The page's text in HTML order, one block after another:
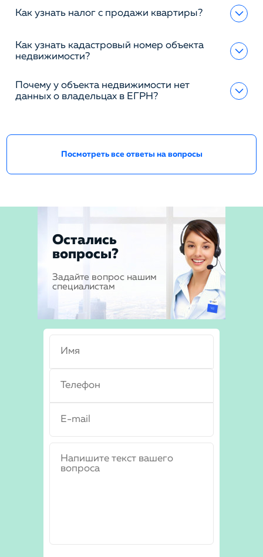
Как узнать налог с продажи квартиры?
Как узнать кадастровый номер объекта
недвижимости?
Почему у объекта недвижимости нет
данных о владельцах в ЕГРН?
Посмотреть все ответы на вопросы
Остались
вопросы?
Задайте вопрос нашим
специалистам